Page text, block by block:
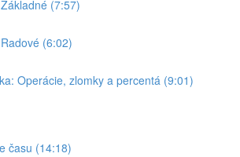
(7:57)
(6:02)
Operácie, zlomky a percentá (9:01)
času (14:18)